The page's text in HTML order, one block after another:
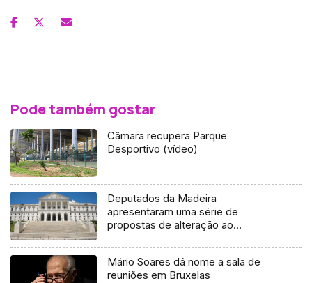
Pode também gostar
Câmara recupera Parque
Desportivo (vídeo)
Deputados da Madeira
apresentaram uma série de
propostas de alteração ao
Mário Soares dá nome a sala de
reuniões em Bruxelas